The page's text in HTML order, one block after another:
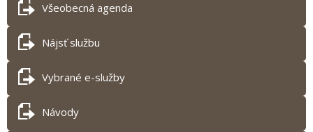
Všeobecná agenda
Nájsť službu
Vybrané e-služby
Návody